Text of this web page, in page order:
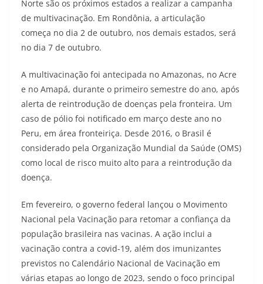
Norte são os próximos estados a realizar a campanha
de multivacinação. Em Rondônia, a articulação
começa no dia 2 de outubro, nos demais estados, será
no dia 7 de outubro.
A multivacinação foi antecipada no Amazonas, no Acre
e no Amapá, durante o primeiro semestre do ano, após
alerta de reintrodução de doenças pela fronteira. Um
caso de pólio foi notificado em março deste ano no
Peru, em área fronteiriça. Desde 2016, o Brasil é
considerado pela Organização Mundial da Saúde (OMS)
como local de risco muito alto para a reintrodução da
doença.
Em fevereiro, o governo federal lançou o Movimento
Nacional pela Vacinação para retomar a confiança da
população brasileira nas vacinas. A ação inclui a
vacinação contra a covid-19, além dos imunizantes
previstos no Calendário Nacional de Vacinação em
várias etapas ao longo de 2023, sendo o foco principal